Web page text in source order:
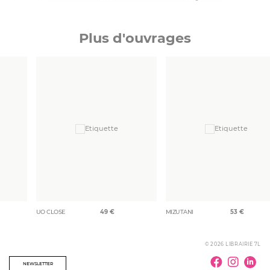
NEWSLETTER
Plus d'ouvrages
UO CLOSE 49 € MIZUTANI 53 €
© 2026 LIBRAIRIE 7L